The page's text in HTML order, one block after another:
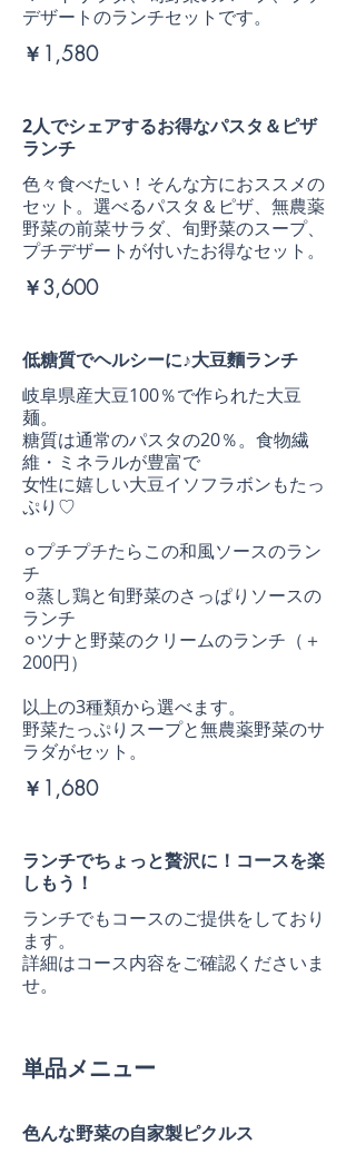
デザートのランチセットです。
￥1,580
2人でシェアするお得なパスタ＆ピザ
ランチ
色々食べたい！そんな方におススメの
セット。選べるパスタ＆ピザ、無農薬
野菜の前菜サラダ、旬野菜のスープ、
プチデザートが付いたお得なセット。
￥3,600
低糖質でヘルシーに♪大豆麵ランチ
岐阜県産大豆100％で作られた大豆
麺。
糖質は通常のパスタの20％。食物繊
維・ミネラルが豊富で
女性に嬉しい大豆イソフラボンもたっ
ぷり♡
⚪︎プチプチたらこの和風ソースのラン
チ
⚪︎蒸し鶏と旬野菜のさっぱりソースの
ランチ
⚪︎ツナと野菜のクリームのランチ（＋
200円）
以上の3種類から選べます。
野菜たっぷりスープと無農薬野菜のサ
ラダがセット。
￥1,680
ランチでちょっと贅沢に！コースを楽
しもう！
ランチでもコースのご提供をしており
ます。
詳細はコース内容をご確認くださいま
せ。
単品メニュー
色んな野菜の自家製ピクルス